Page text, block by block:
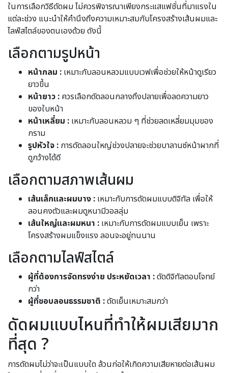
ในการเลือกวิธีดัดผม ไม่ควรพิจารณาเพียงกระแสแฟชั่นที่มาแรงใน
แต่ละช่วง แนะนำให้คำนึงถึงความเหมาะสมกับโครงสร้างเส้นผมและ
ไลฟ์สไตล์ของตนเองด้วย ดังนี้
เลือกตามรูปหน้า
หน้ากลม : เหมาะกับลอนหลวมแบบเวฟเพื่อช่วยให้หน้าดูเรียว
ยาวขึ้น
หน้ายาว : ควรเลือกดัดลอนกลางถึงปลายเพื่อลดความยาว
ของใบหน้า
หน้าเหลี่ยม : เหมาะกับลอนหลวม ๆ ที่ช่วยลดเหลี่ยมมุมของ
กราม
รูปหัวใจ : การดัดลอนใหญ่ช่วงปลายจะช่วยบาลานซ์หน้าผากที่
ดูกว้างได้ดี
เลือกตามสภาพเส้นผม
เส้นเล็กและผมบาง : เหมาะกับการดัดผมแบบดิจิทัล เพื่อให้
ลอนคงตัวและผมดูหนามีวอลลุ่ม
เส้นใหญ่และผมหนา : เหมาะกับการดัดผมแบบเย็น เพราะ
โครงสร้างผมแข็งแรง ลอนจะอยู่ทนนาน
เลือกตามไลฟ์สไตล์
ผู้ที่ต้องการจัดทรงง่าย ประหยัดเวลา :ดัดดิจิทัลตอบโจทย์
กว่า
ผู้ที่ชอบลอนธรรมชาติ :ดัดเย็นเหมาะสมกว่า
ดัดผมแบบไหนที่ทำให้ผมเสียมาก
ที่สุด ?
การดัดผมไม่ว่าจะเป็นแบบใด ล้วนก่อให้เกิดความเสียหายต่อเส้นผม